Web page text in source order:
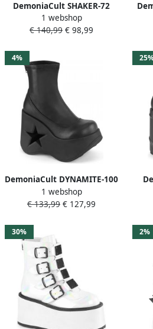
DemoniaCult SHAKER-72
Plateau Laarzen 37 Shoes
Wit
1 webshop
€ 140,99 € 98,99
4%
DemoniaCult DYNAMITE-100
Plateau Laarzen 41 Shoes
Zwart
1 webshop
€ 133,99 € 127,99
30% 2%